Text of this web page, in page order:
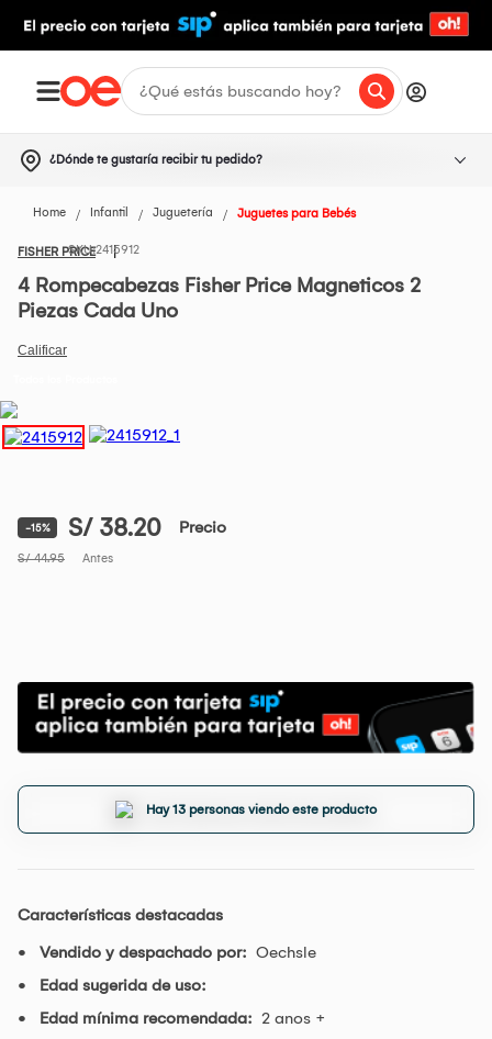
¿Dónde te gustaría recibir tu pedido?
Home Infantil Juguetería Juguetes para Bebés
FISHER PRICE2415912
4 Rompecabezas Fisher Price Magneticos 2
Piezas Cada Uno
-15% S/ 38.20 Precio
S/ 44.95 Antes
Hay 13 personas viendo este producto
Características destacadas
Vendido y despachado por: Oechsle
Edad sugerida de uso:
Edad mínima recomendada: 2 anos +